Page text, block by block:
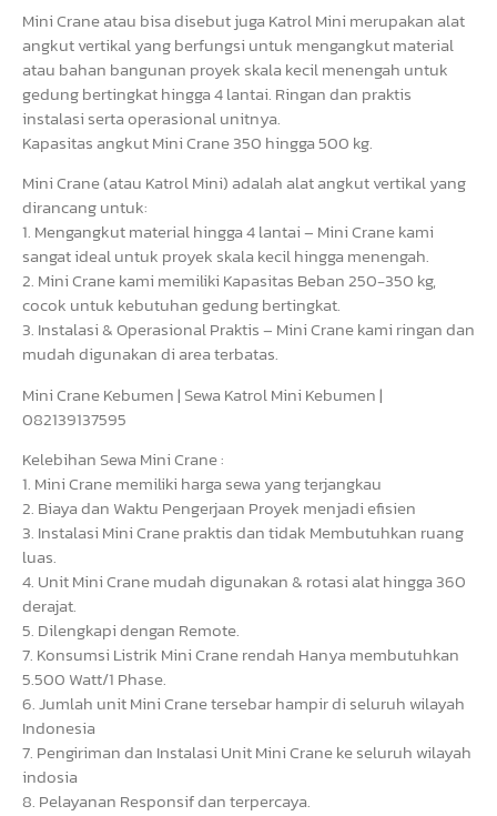
Mini Crane atau bisa disebut juga Katrol Mini merupakan alat
angkut vertikal yang berfungsi untuk mengangkut material
atau bahan bangunan proyek skala kecil menengah untuk
gedung bertingkat hingga 4 lantai. Ringan dan praktis
instalasi serta operasional unitnya.
Kapasitas angkut Mini Crane 350 hingga 500 kg.
Mini Crane (atau Katrol Mini) adalah alat angkut vertikal yang
dirancang untuk:
1. Mengangkut material hingga 4 lantai – Mini Crane kami
sangat ideal untuk proyek skala kecil hingga menengah.
2. Mini Crane kami memiliki Kapasitas Beban 250-350 kg,
cocok untuk kebutuhan gedung bertingkat.
3. Instalasi & Operasional Praktis – Mini Crane kami ringan dan
mudah digunakan di area terbatas.
Mini Crane Kebumen | Sewa Katrol Mini Kebumen |
082139137595
Kelebihan Sewa Mini Crane :
1. Mini Crane memiliki harga sewa yang terjangkau
2. Biaya dan Waktu Pengerjaan Proyek menjadi efisien
3. Instalasi Mini Crane praktis dan tidak Membutuhkan ruang
luas.
4. Unit Mini Crane mudah digunakan & rotasi alat hingga 360
derajat.
5. Dilengkapi dengan Remote.
7. Konsumsi Listrik Mini Crane rendah Hanya membutuhkan
5.500 Watt/1 Phase.
6. Jumlah unit Mini Crane tersebar hampir di seluruh wilayah
Indonesia
7. Pengiriman dan Instalasi Unit Mini Crane ke seluruh wilayah
indosia
8. Pelayanan Responsif dan terpercaya.